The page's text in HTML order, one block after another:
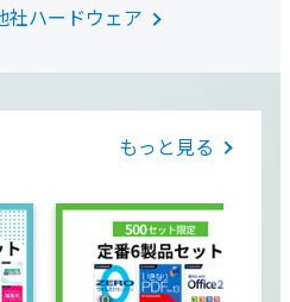
社ハードウェア
もっと見る